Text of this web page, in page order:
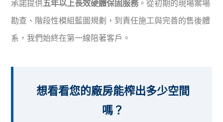
承諾提供五年以上長效硬體保固服務 。從初期的現場案場
勘查、階段性模組藍圖規劃，到責任施工與完善的售後體
系，我們始終在第一線陪著客戶。
想看看您的廠房能榨出多少空間
嗎？